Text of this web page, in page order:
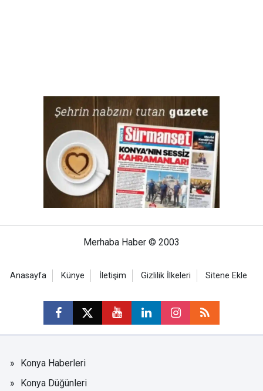
Merhaba Haber © 2003
Anasayfa Künye İletişim Gizlilik İlkeleri Sitene Ekle
Konya Haberleri
Konya Düğünleri